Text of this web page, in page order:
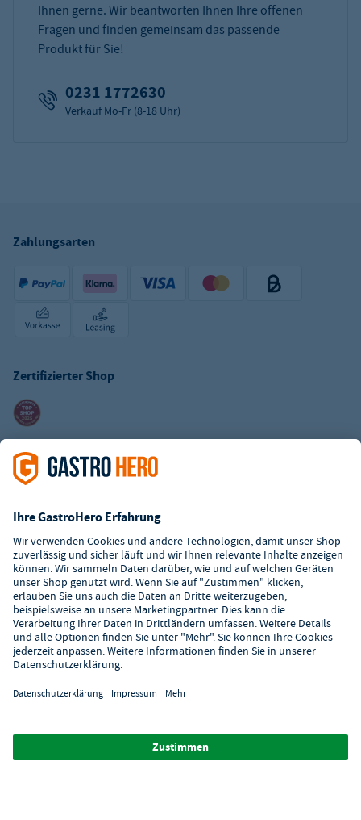
Ihnen gerne. Wir beantworten Ihnen Ihre offenen
Fragen und finden gemeinsam das passende
Produkt für Sie!
0231 1772630
Verkauf Mo-Fr (8-18 Uhr)
Zahlungsarten
Zertifizierter Shop
Digitaler Showroom
Kundenservice
Kontaktformular
Hilfe